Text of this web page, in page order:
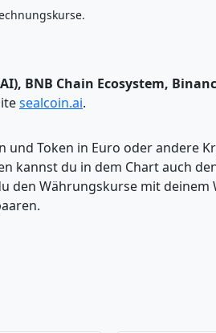
BNB Chain Ecosystem,
sealcoin.ai.
Token in Euro oder andere
kannst du in dem Chart auch
den Währungskurse mit